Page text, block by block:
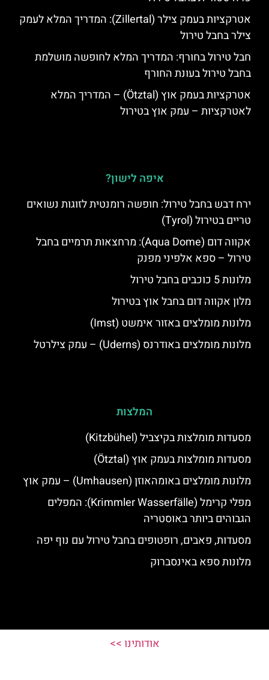
אטרקציות בעמק צילר (Zillertal): המדריך המלא לעמק
צילר בחבל טירול
חבל טירול בחורף: המדריך המלא לחופשה מושלמת
בחבל טירול בעונת החורף
אטרקציות בעמק אוץ (Ötztal) – המדריך המלא
לאטרקציות – עמק אוץ בטירול
איפה לישון?
ירח דבש בחבל טירול: חופשה רומנטית לזוגות נשואים
טריים בטירול (Tyrol)
אקווה דום (Aqua Dome): מרחצאות תרמיים בחבל
טירול – ספא אלפיני מפנק
מלונות 5 כוכבים בחבל טירול
מלון אקווה דום בחבל אוץ בטירול
מלונות מומלצים באזור אימשט (Imst)
מלונות מומלצים באודרנס (Uderns) – עמק צילרטל
המלצות
מסעדות מומלצות בקיצביל (Kitzbühel)
מסעדות מומלצות בעמק אוץ (Ötztal)
מלונות מומלצים באומהאוזן (Umhausen) – עמק אוץ
מפלי קרימל (Krimmler Wasserfälle): המפלים
הגבוהים ביותר באוסטריה
מסעדות, פאבים, רופטופים בחבל טירול עם נוף יפה
מלונות ספא באינסברוק
אודותינו >>